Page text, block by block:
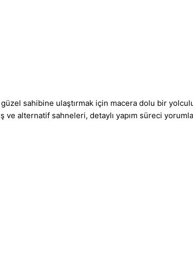
sahibine ulaştırmak için macera dolu bir
alternatif sahneleri, detaylı yapım süreci